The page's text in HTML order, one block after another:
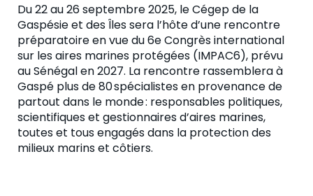
Du 22 au 26 septembre 2025, le Cégep de la
Gaspésie et des Îles sera l’hôte d’une rencontre
préparatoire en vue du 6eCongrès international
sur les aires marines protégées (IMPAC6), prévu
au Sénégal en 2027. La rencontre rassemblera à
Gaspé plus de 80 spécialistes en provenance de
partout dans le monde : responsables politiques,
scientifiques et gestionnaires d’aires marines,
toutes et tous engagés dans la protection des
milieux marins et côtiers.